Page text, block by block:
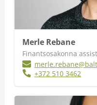
Merle Rebane
Finantsosakonna
+372 510 3462